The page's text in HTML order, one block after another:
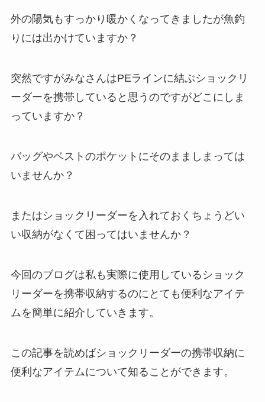
外の陽気もすっかり暖かくなってきましたが魚釣
りには出かけていますか？
突然ですがみなさんはPEラインに結ぶショックリ
ーダーを携帯していると思うのですがどこにしま
っていますか？
バッグやベストのポケットにそのまましまっては
いませんか？
またはショックリーダーを入れておくちょうどい
い収納がなくて困ってはいませんか？
今回のブログは私も実際に使用しているショック
リーダーを携帯収納するのにとても便利なアイテ
ムを簡単に紹介していきます。
この記事を読めばショックリーダーの携帯収納に
便利なアイテムについて知ることができます。